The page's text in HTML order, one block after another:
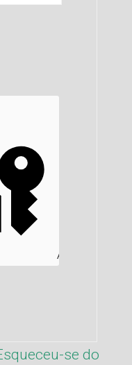
AUTENTICAR
se do